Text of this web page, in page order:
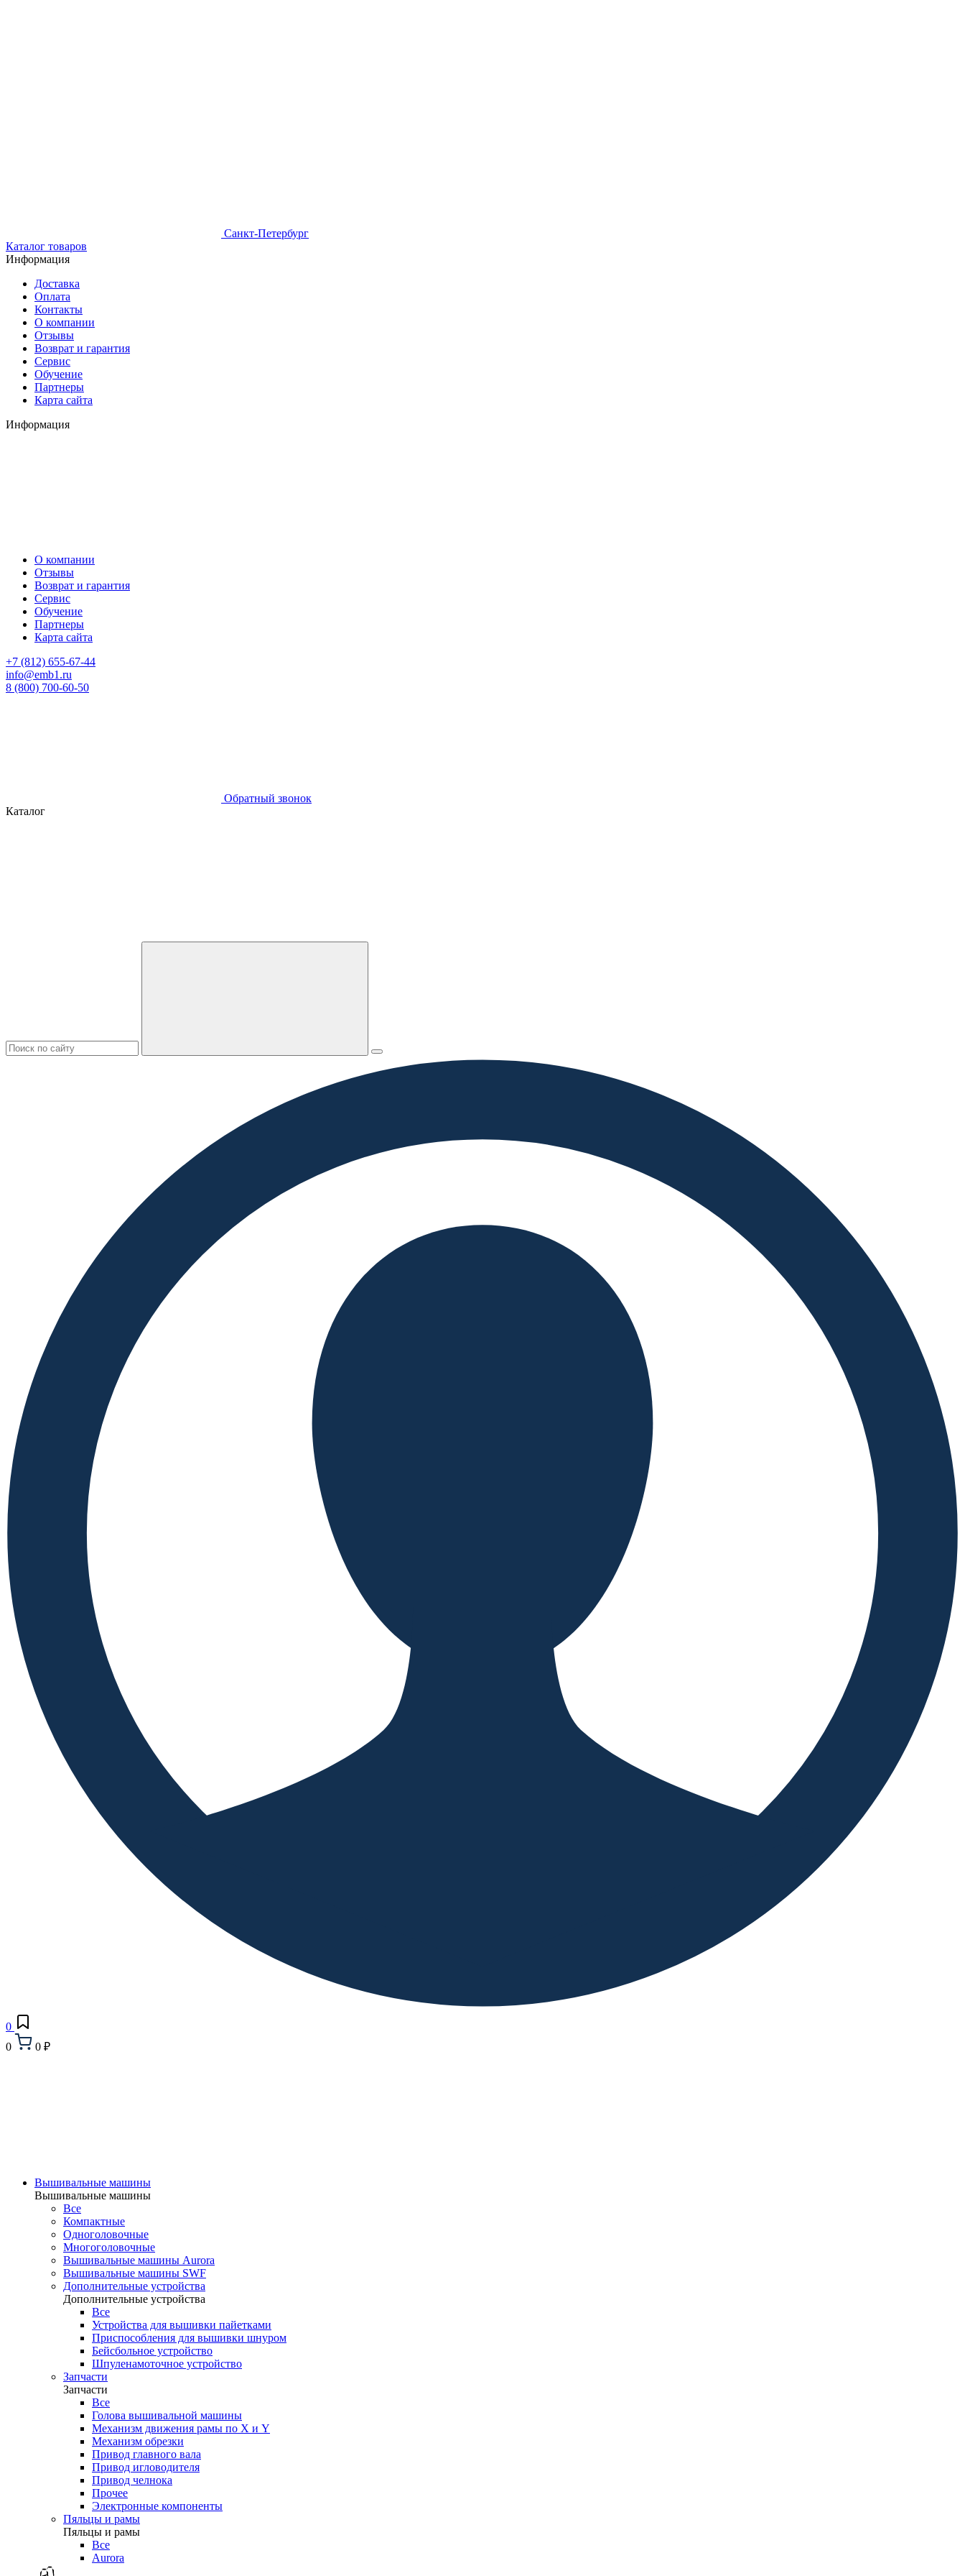
Санкт-Петербург
Каталог товаров
Информация
Доставка
Оплата
Контакты
О компании
Отзывы
Возврат и гарантия
Сервис
Обучение
Партнеры
Карта сайта
Информация
О компании
Отзывы
Возврат и гарантия
Сервис
Обучение
Партнеры
Карта сайта
+7 (812) 655-67-44
info@emb1.ru
8 (800) 700-60-50
Обратный звонок
Каталог
0
0
0 ₽
Вышивальные машины
Вышивальные машины
Все
Компактные
Одноголовочные
Многоголовочные
Вышивальные машины Aurora
Вышивальные машины SWF
Дополнительные устройства
Дополнительные устройства
Все
Устройства для вышивки пайетками
Приспособления для вышивки шнуром
Бейсбольное устройство
Шпуленамоточное устройство
Запчасти
Запчасти
Все
Голова вышивальной машины
Механизм движения рамы по X и Y
Механизм обрезки
Привод главного вала
Привод игловодителя
Привод челнока
Прочее
Электронные компоненты
Пяльцы и рамы
Пяльцы и рамы
Все
Aurora